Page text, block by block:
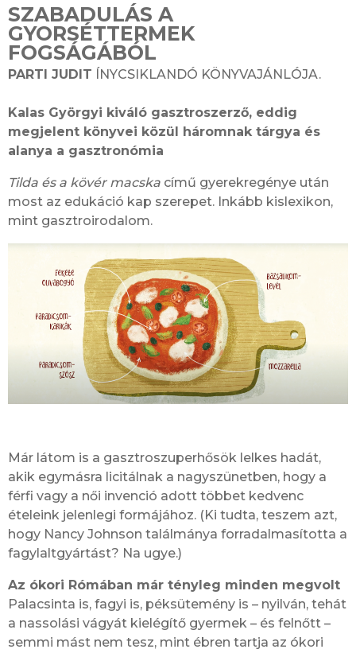
SZABADULÁS A
GYORSÉTTERMEK
FOGSÁGÁBÓL
PARTI JUDIT ÍNYCSIKLANDÓ KÖNYVAJÁNLÓJA.
Kalas Györgyi kiváló gasztroszerző, eddig
megjelent könyvei közül háromnak tárgya és
alanya a gasztronómia
Tilda és a kövér macska című gyerekregénye után
most az edukáció kap szerepet. Inkább kislexikon,
mint gasztroirodalom.
Már látom is a gasztroszuperhősök lelkes hadát,
akik egymásra licitálnak a nagyszünetben, hogy a
férfi vagy a női invenció adott többet kedvenc
ételeink jelenlegi formájához. (Ki tudta, teszem azt,
hogy Nancy Johnson találmánya forradalmasította a
fagylaltgyártást? Na ugye.)
Az ókori Rómában már tényleg minden megvolt
Palacsinta is, fagyi is, péksütemény is – nyilván, tehát
a nassolási vágyát kielégítő gyermek – és felnőtt –
semmi mást nem tesz, mint ébren tartja az ókori